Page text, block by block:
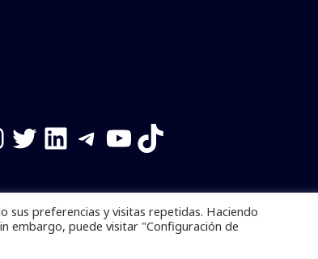
Twitter
LinkedIn
Telegram
YouTube
TikTok
el uso de la información total o parcial sin
poryalla ya!
preferencias y visitas repetidas. Haciendo
embargo, puede visitar "Configuración de